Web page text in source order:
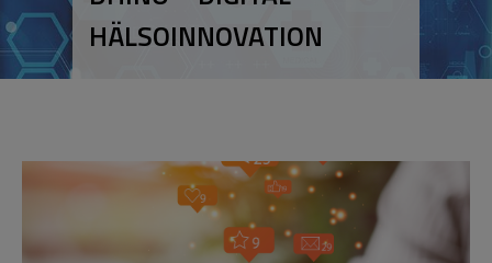
HÄLSOINNOVATION